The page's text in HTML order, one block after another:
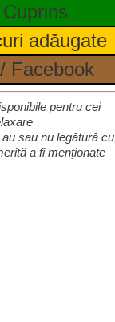
Cuprins
adăugate
Facebook
pentru cei
sau nu legătură cu
a fi menţionate